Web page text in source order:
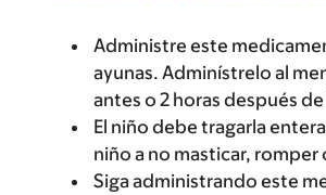
Administre este
ayunas. Adminístrelo al
antes o 2 horas después
El niño debe tragarla
niño a no masticar, romper
Siga administrando este